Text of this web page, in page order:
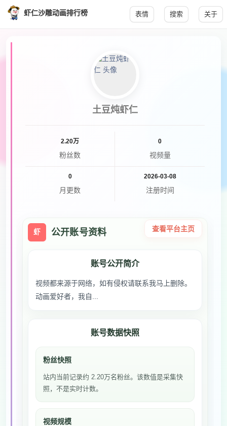
虾仁沙雕动画排行榜 表情 搜索 关于
土豆炖虾仁
2.20万
粉丝数
0
视频量
0
月更数
2026-03-08
注册时间
虾 公开账号资料 查看平台主页
账号公开简介
视频都来源于网络，如有侵权请联系我马上删除。
动画爱好者，我自...
账号数据快照
粉丝快照
站内当前记录约 2.20万名粉丝。该数值是采集快
照，不是实时计数。
视频规模